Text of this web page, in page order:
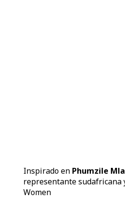
Inspirado en Phumzile
representante sudafricana
Women